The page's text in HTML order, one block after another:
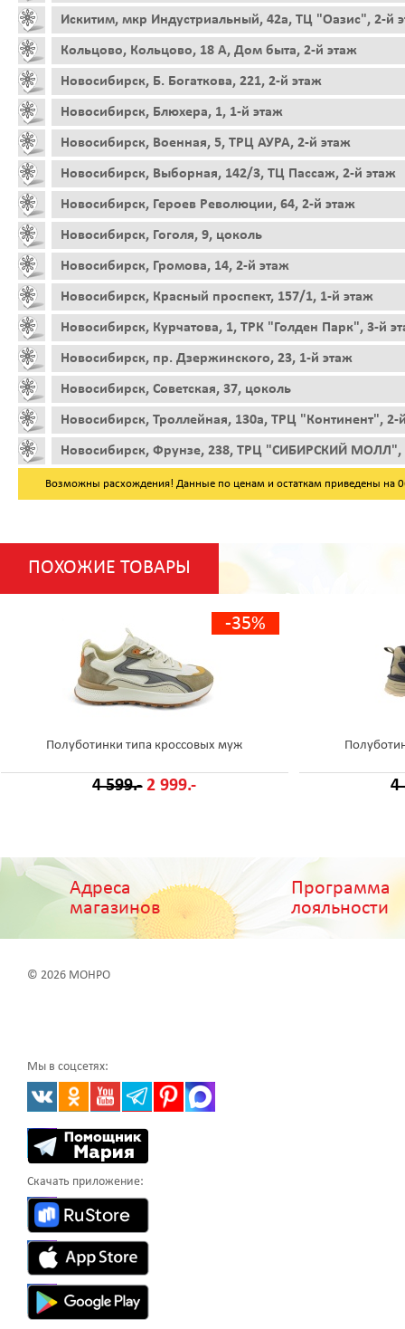
Искитим, мкр Индустриальный, 42а, ТЦ "Оазис", 2-й
Кольцово, Кольцово, 18 А, Дом быта, 2-й этаж
Новосибирск, Б. Богаткова, 221, 2-й этаж
Новосибирск, Блюхера, 1, 1-й этаж
Новосибирск, Военная, 5, ТРЦ АУРА, 2-й этаж
Новосибирск, Выборная, 142/3, ТЦ Пассаж, 2-й этаж
Новосибирск, Героев Революции, 64, 2-й этаж
Новосибирск, Гоголя, 9, цоколь
Новосибирск, Громова, 14, 2-й этаж
Новосибирск, Красный проспект, 157/1, 1-й этаж
Новосибирск, Курчатова, 1, ТРК "Голден Парк", 3-й
Новосибирск, пр. Дзержинского, 23, 1-й этаж
Новосибирск, Советская, 37, цоколь
Новосибирск, Троллейная, 130а, ТРЦ "Континент", 2-
Новосибирск, Фрунзе, 238, ТРЦ "СИБИРСКИЙ МОЛЛ",
Возможны расхождения! Данные по ценам и остаткам приведены на
ПОХОЖИЕ ТОВАРЫ
-35%
Полуботинки типа кроссовых муж
4 599.- 2 999.- 4
Адреса
магазинов
Программа
лояльности
© 2026 МОНРО
Мы в соцсетях:
Скачать приложение: